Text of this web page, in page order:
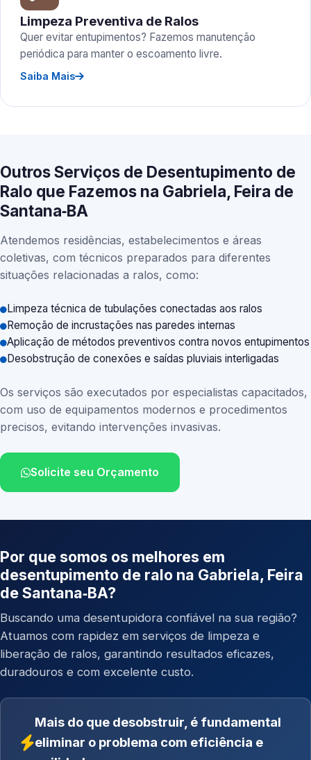
Limpeza Preventiva de Ralos
Quer evitar entupimentos? Fazemos manutenção
periódica para manter o escoamento livre.
Saiba Mais
Outros Serviços de Desentupimento de
Ralo que Fazemos na Gabriela, Feira de
Santana‑BA
Atendemos residências, estabelecimentos e áreas
coletivas, com técnicos preparados para diferentes
situações relacionadas a ralos, como:
Limpeza técnica de tubulações conectadas aos ralos
Remoção de incrustações nas paredes internas
Aplicação de métodos preventivos contra novos entupimentos
Desobstrução de conexões e saídas pluviais interligadas
Os serviços são executados por especialistas capacitados,
com uso de equipamentos modernos e procedimentos
precisos, evitando intervenções invasivas.
Solicite seu Orçamento
Por que somos os melhores em
desentupimento de ralo na Gabriela, Feira
de Santana‑BA?
Buscando uma desentupidora confiável na sua região?
Atuamos com rapidez em serviços de limpeza e
liberação de ralos, garantindo resultados eficazes,
duradouros e com excelente custo.
Mais do que desobstruir, é fundamental
eliminar o problema com eficiência e